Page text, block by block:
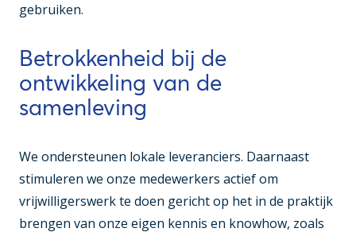
gebruiken.
Betrokkenheid bij de
ontwikkeling van de
samenleving
We ondersteunen lokale leveranciers. Daarnaast
stimuleren we onze medewerkers actief om
vrijwilligerswerk te doen gericht op het in de praktijk
brengen van onze eigen kennis en knowhow, zoals